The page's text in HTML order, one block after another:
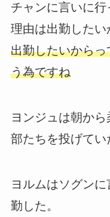
チャンに言いに行
理由は出勤したい
出勤したいから
う為ですね
ヨンジュは朝か
部たちを投げてい
ヨルムはソグン
勤した。